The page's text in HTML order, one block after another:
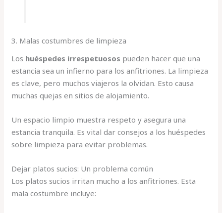
3. Malas costumbres de limpieza
Los huéspedes irrespetuosos pueden hacer que una
estancia sea un infierno para los anfitriones. La limpieza
es clave, pero muchos viajeros la olvidan. Esto causa
muchas quejas en sitios de alojamiento.
Un espacio limpio muestra respeto y asegura una
estancia tranquila. Es vital dar consejos a los huéspedes
sobre limpieza para evitar problemas.
Dejar platos sucios: Un problema común
Los platos sucios irritan mucho a los anfitriones. Esta
mala costumbre incluye: